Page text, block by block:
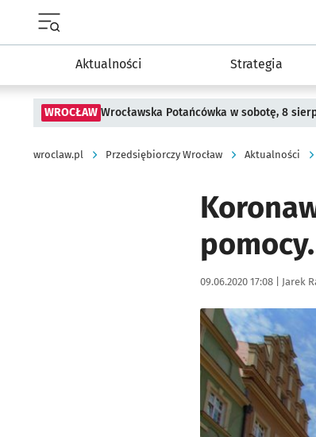
Aktualności Strategia
WROCŁAW Wrocławska Potańcówka w sobotę, 8
wroclaw.pl Przedsiębiorczy Wrocław Aktualności
Data publikacji:
09.06.2020 17:08 | Autor:
Jarek
Kliknij, aby